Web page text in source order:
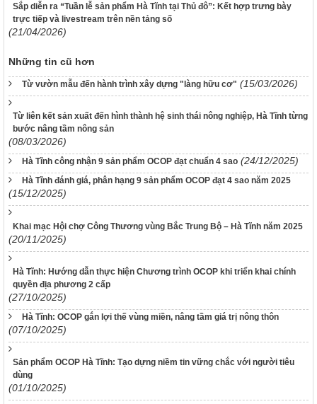
Sắp diễn ra “Tuần lễ sản phẩm Hà Tĩnh tại Thủ đô”: Kết hợp trưng bày
trực tiếp và livestream trên nền tảng số
(21/04/2026)
Những tin cũ hơn
Từ vườn mẫu đến hành trình xây dựng "làng hữu cơ" (15/03/2026)
Từ liên kết sản xuất đến hình thành hệ sinh thái nông nghiệp, Hà Tĩnh từng
bước nâng tầm nông sản
(08/03/2026)
Hà Tĩnh công nhận 9 sản phẩm OCOP đạt chuẩn 4 sao (24/12/2025)
Hà Tĩnh đánh giá, phân hạng 9 sản phẩm OCOP đạt 4 sao năm 2025
(15/12/2025)
Khai mạc Hội chợ Công Thương vùng Bắc Trung Bộ – Hà Tĩnh năm 2025
(20/11/2025)
Hà Tĩnh: Hướng dẫn thực hiện Chương trình OCOP khi triển khai chính
quyền địa phương 2 cấp
(27/10/2025)
Hà Tĩnh: OCOP gắn lợi thế vùng miền, nâng tầm giá trị nông thôn
(07/10/2025)
Sản phẩm OCOP Hà Tĩnh: Tạo dựng niềm tin vững chắc với người tiêu
dùng
(01/10/2025)